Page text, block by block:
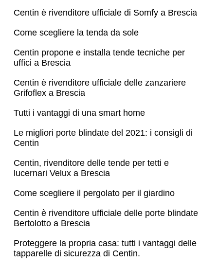
Centin è rivenditore ufficiale di Somfy a Brescia
Come scegliere la tenda da sole
Centin propone e installa tende tecniche per
uffici a Brescia
Centin è rivenditore ufficiale delle zanzariere
Grifoflex a Brescia
Tutti i vantaggi di una smart home
Le migliori porte blindate del 2021: i consigli di
Centin
Centin, rivenditore delle tende per tetti e
lucernari Velux a Brescia
Come scegliere il pergolato per il giardino
Centin è rivenditore ufficiale delle porte blindate
Bertolotto a Brescia
Proteggere la propria casa: tutti i vantaggi delle
tapparelle di sicurezza di Centin.